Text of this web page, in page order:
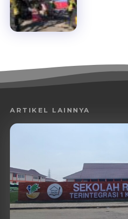
ARTIKEL LAINNYA